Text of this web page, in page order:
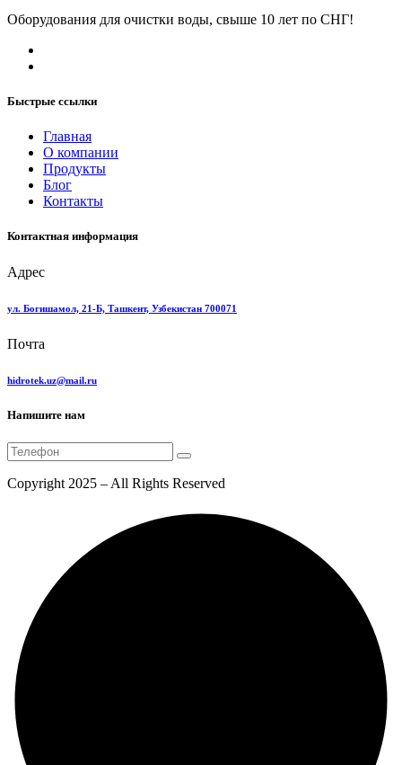
Оборудования для очистки воды, свыше 10 лет по СНГ!
Быстрые ссылки
Главная
О компании
Продукты
Блог
Контакты
Контактная информация
Адрес
ул. Богишамол, 21-Б, Ташкент, Узбекистан 700071
Почта
hidrotek.uz@mail.ru
Напишите нам
Copyright 2025 – All Rights Reserved